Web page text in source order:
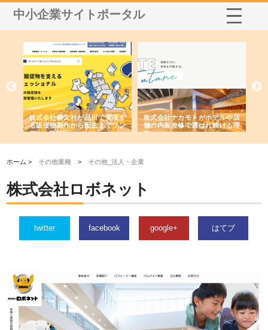
中小企業サイトポータル
株式会社耕文社が品川で実現す
る販促物製作から配送までワン
ストップ対応
株式会社ナカモトがホテルや店
舗の内装改修で選ばれ続ける理
由
ホーム > その他業種 > その他_法人・企業
株式会社ロボネット
twitter facebook google+ はてブ